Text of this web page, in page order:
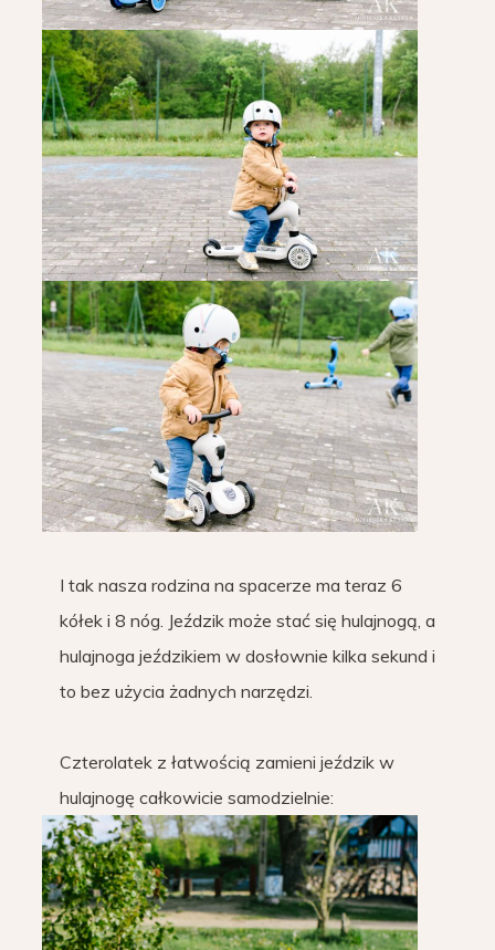
I tak nasza rodzina na spacerze ma teraz 6
kółek i 8 nóg. Jeździk może stać się hulajnogą, a
hulajnoga jeździkiem w dosłownie kilka sekund i
to bez użycia żadnych narzędzi.
Czterolatek z łatwością zamieni jeździk w
hulajnogę całkowicie samodzielnie: